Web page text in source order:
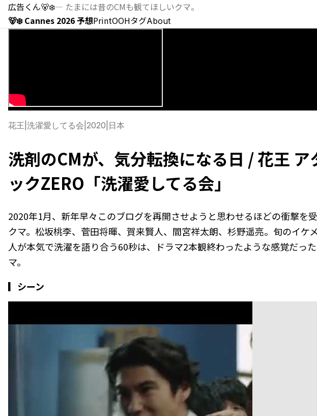
広告くん🐻‍❄️— たまには昔のCMも観てほしいクマ。
🐻‍❄️ Cannes 2026 予想PrintOOHタグAbout
花王 洗濯愛してる会 2020 日本
洗剤のCMが、気分転換になる日 / 花王 ア
ックZERO「洗濯愛してる会」
2020年1月、新年早々このブログを再開させようと思わせるほどの衝撃を
クマ。松坂桃李、菅田将暉、賀来賢人、間宮祥太朗、杉野遥亮。旬のイケ
人が本気で洗濯を語り合う60秒は、ドラマ2本観終わったような感覚だっ
マ。
▎シーン